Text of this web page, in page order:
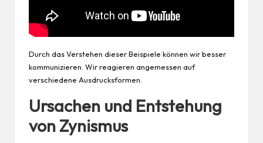
Durch das Verstehen dieser Beispiele können wir besser
kommunizieren. Wir reagieren angemessen auf
verschiedene Ausdrucksformen.
Ursachen und Entstehung
von Zynismus